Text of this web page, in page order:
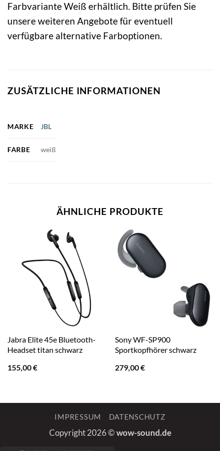
Farbvariante Weiß erhältlich. Bitte prüfen Sie
unsere weiteren Angebote für eventuell
verfügbare alternative Farboptionen.
ZUSÄTZLICHE INFORMATIONEN
MARKE JBL
FARBE weiß
ÄHNLICHE PRODUKTE
Jabra Elite 45e Bluetooth-
Headset titan schwarz
155,00€
Sony WF-SP900
Sportkopfhörer schwarz
279,00€
IMPRESSUM DATENSCHUTZ
Copyright 2026 ©wow-sound.de